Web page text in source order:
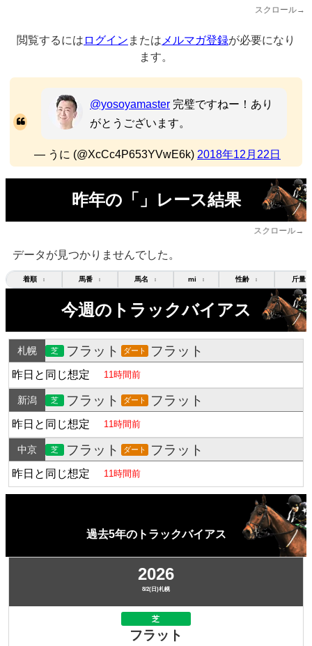
スクロール→
閲覧するには ログイン または メルマガ登録が必要になり
ます。
@yosoyamaster 完璧ですねー！あり
がとうございます。
— うに (@XcCc4P653YVwE6k) 2018年12月22日
昨年の「」レース結果
スクロール→
データが見つかりませんでした。
着順 ↕ 馬番 ↕ 馬名 ↕ mi ↕ 性齢 ↕ 斤量
今週のトラックバイアス
札幌 芝 フラット ダート フラット
昨日と同じ想定 11時間前
新潟 芝 フラット ダート フラット
昨日と同じ想定 11時間前
中京 芝 フラット ダート フラット
昨日と同じ想定 11時間前
過去5年のトラックバイアス
2026
8/2(日)札幌
芝
フラット